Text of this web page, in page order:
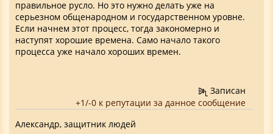
правильное русло. Но это нужно делать уже на
серьезном общенародном и государственном уровне.
Если начнем этот процесс, тогда закономерно и
наступят хорошие времена. Само начало такого
процесса уже начало хороших времен.
Записан
+1/-0 к репутации за данное сообщение
Александр, защитник людей